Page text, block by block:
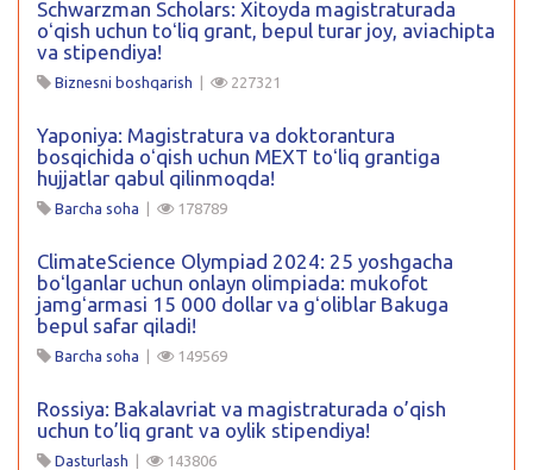
Schwarzman Scholars: Xitoyda magistraturada
oʻqish uchun toʻliq grant, bepul turar joy, aviachipta
va stipendiya!
Biznesni boshqarish | 227321
Yaponiya: Magistratura va doktorantura
bosqichida oʻqish uchun MEXT toʻliq grantiga
hujjatlar qabul qilinmoqda!
Barcha soha | 178789
ClimateScience Olympiad 2024: 25 yoshgacha
boʻlganlar uchun onlayn olimpiada: mukofot
jamgʻarmasi 15 000 dollar va gʻoliblar Bakuga
bepul safar qiladi!
Barcha soha | 149569
Rossiya: Bakalavriat va magistraturada o’qish
uchun to’liq grant va oylik stipendiya!
Dasturlash | 143806